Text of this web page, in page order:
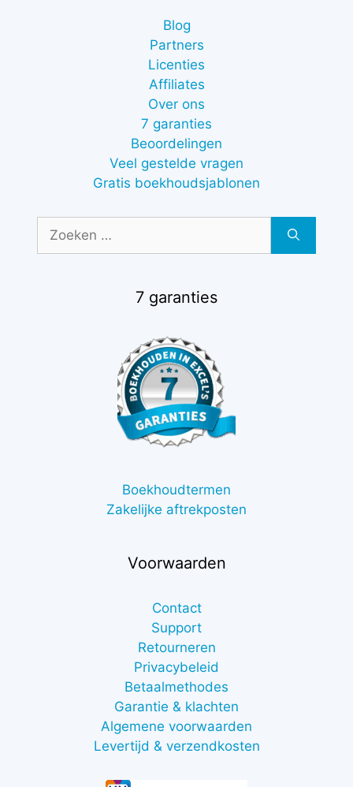
Blog
Partners
Licenties
Affiliates
Over ons
7 garanties
Beoordelingen
Veel gestelde vragen
Gratis boekhoudsjablonen
naar:
7 garanties
Boekhoudtermen
Zakelijke aftrekposten
Voorwaarden
Contact
Support
Retourneren
Privacybeleid
Betaalmethodes
Garantie & klachten
Algemene voorwaarden
Levertijd & verzendkosten